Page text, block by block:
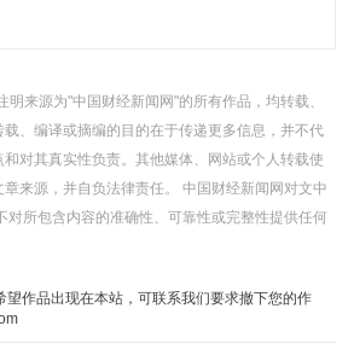
明来源为"中国财经新闻网"的所有作品，均转载、
、编译或摘编的目的在于传递更多信息，并不代
对其真实性负责。其他媒体、网站或个人转载使
来源，并自负法律责任。 中国财经新闻网对文中
对所包含内容的准确性、可靠性或完整性提供任何
望作品出现在本站，可联系我们要求撤下您的作